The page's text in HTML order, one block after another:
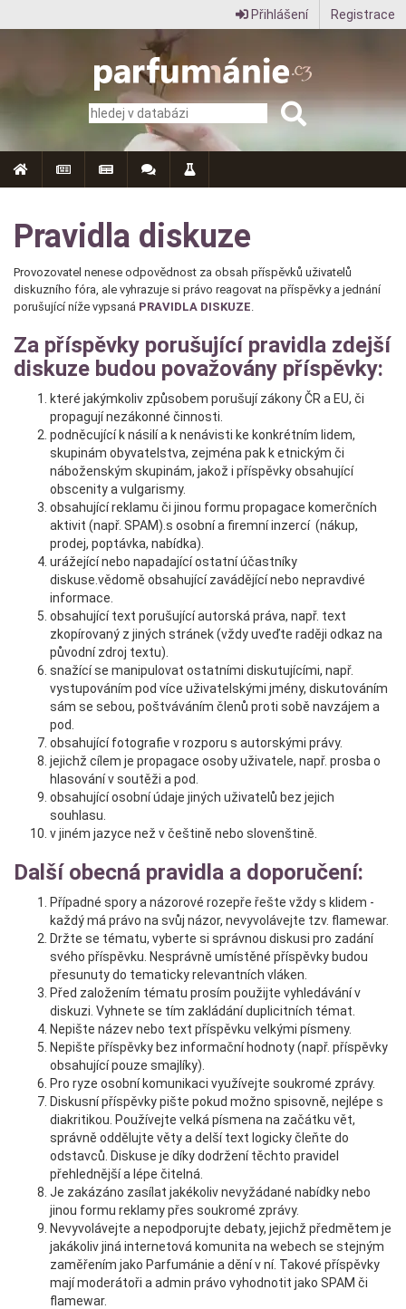
Přihlášení Registrace
Parfumanie.cz
–
vše
o
vůních,
parfémech
a
aromaterapii
Pravidla diskuze
Provozovatel nenese odpovědnost za obsah příspěvků uživatelů
diskuzního fóra, ale vyhrazuje si právo reagovat na příspěvky a jednání
porušující níže vypsaná PRAVIDLA DISKUZE.
Za příspěvky porušující pravidla zdejší
diskuze budou považovány příspěvky:
které jakýmkoliv způsobem porušují zákony ČR a EU, či
propagují nezákonné činnosti.
podněcující k násilí a k nenávisti ke konkrétním lidem,
skupinám obyvatelstva, zejména pak k etnickým či
náboženským skupinám, jakož i příspěvky obsahující
obscenity a vulgarismy.
obsahující reklamu či jinou formu propagace komerčních
aktivit (např. SPAM).s osobní a firemní inzercí (nákup,
prodej, poptávka, nabídka).
urážející nebo napadající ostatní účastníky
diskuse.vědomě obsahující zavádějící nebo nepravdivé
informace.
obsahující text porušující autorská práva, např. text
zkopírovaný z jiných stránek (vždy uveďte raději odkaz na
původní zdroj textu).
snažící se manipulovat ostatními diskutujícími, např.
vystupováním pod více uživatelskými jmény, diskutováním
sám se sebou, poštváváním členů proti sobě navzájem a
pod.
obsahující fotografie v rozporu s autorskými právy.
jejichž cílem je propagace osoby uživatele, např. prosba o
hlasování v soutěži a pod.
obsahující osobní údaje jiných uživatelů bez jejich
souhlasu.
v jiném jazyce než v češtině nebo slovenštině.
Další obecná pravidla a doporučení:
Případné spory a názorové rozepře řešte vždy s klidem -
každý má právo na svůj názor, nevyvolávejte tzv. flamewar.
Držte se tématu, vyberte si správnou diskusi pro zadání
svého příspěvku. Nesprávně umístěné příspěvky budou
přesunuty do tematicky relevantních vláken.
Před založením tématu prosím použijte vyhledávání v
diskuzi. Vyhnete se tím zakládání duplicitních témat.
Nepište název nebo text příspěvku velkými písmeny.
Nepište příspěvky bez informační hodnoty (např. příspěvky
obsahující pouze smajlíky).
Pro ryze osobní komunikaci využívejte soukromé zprávy.
Diskusní příspěvky pište pokud možno spisovně, nejlépe s
diakritikou. Používejte velká písmena na začátku vět,
správně oddělujte věty a delší text logicky čleňte do
odstavců. Diskuse je díky dodržení těchto pravidel
přehlednější a lépe čitelná.
Je zakázáno zasílat jakékoliv nevyžádané nabídky nebo
jinou formu reklamy přes soukromé zprávy.
Nevyvolávejte a nepodporujte debaty, jejichž předmětem je
jakákoliv jiná internetová komunita na webech se stejným
zaměřením jako Parfumánie a dění v ní. Takové příspěvky
mají moderátoři a admin právo vyhodnotit jako SPAM či
flamewar.